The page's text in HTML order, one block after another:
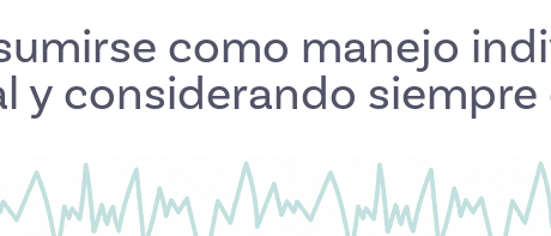
como manejo
y considerando